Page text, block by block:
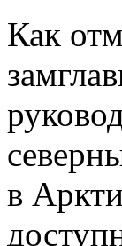
Как
в